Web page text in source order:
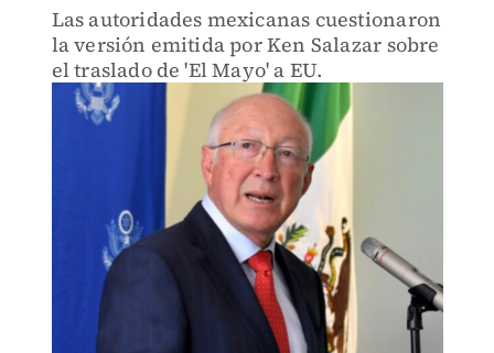
Las autoridades mexicanas cuestionaron
la versión emitida por Ken Salazar sobre
el traslado de 'El Mayo' a EU.